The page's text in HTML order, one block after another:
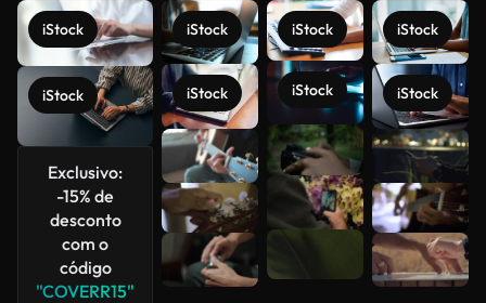
iStock
iStock
Exclusivo:
-15% de
desconto
com o
código
"COVERR15"
iStock
iStock
iStock
iStock
iStock
iStock
Veja mais